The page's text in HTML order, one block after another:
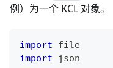
例）为一个 KCL 对象。
import file
import json